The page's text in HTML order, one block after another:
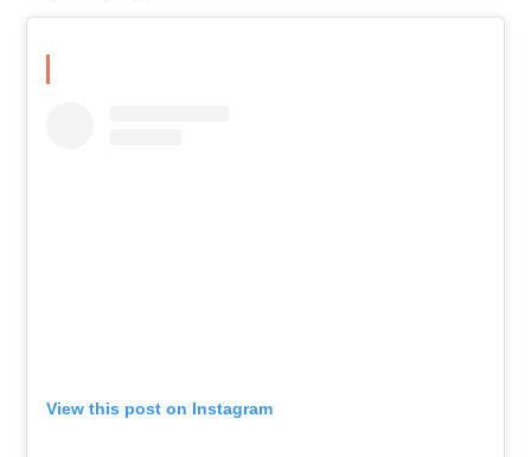
View this post on Instagram